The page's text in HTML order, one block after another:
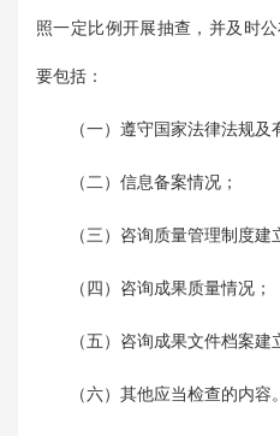
照一定比例开展抽查，并及时
要包括：
（一）遵守国家法律法规及
（二）信息备案情况；
（三）咨询质量管理制度建
（四）咨询成果质量情况；
（五）咨询成果文件档案建
（六）其他应当检查的内容。